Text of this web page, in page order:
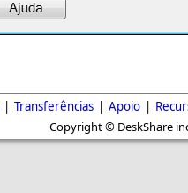
| Transferências | Apoio |
Copyright © DeskShare